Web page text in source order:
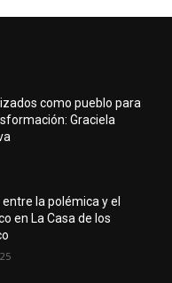
como pueblo para
Graciela
la polémica y el
en La Casa de los